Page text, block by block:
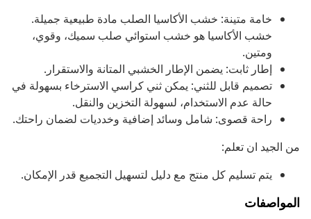
خامة متينة: خشب الأكاسيا الصلب مادة طبيعية جميلة.
خشب الأكاسيا هو خشب استوائي صلب سميك، وقوي،
ومتين.
إطار ثابت: يضمن الإطار الخشبي المتانة والاستقرار.
تصميم قابل للثني: يمكن ثني كراسي الاسترخاء بسهولة في
حالة عدم الاستخدام، لسهولة التخزين والنقل.
راحة قصوى: شامل وسائد إضافية وخدديات لضمان راحتك.
من الجيد ان تعلم:
يتم تسليم كل منتج مع دليل لتسهيل التجميع قدر الإمكان.
المواصفات